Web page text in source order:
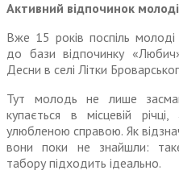
Активний відпочинок молоді
Вже 15 років поспіль молоді
до бази відпочинку
Десни в селі Літки
Тут молодь не лише
купається в місцевій
улюбленою справою. Як
вони поки не знайшли: таке
табору підходить ідеально.